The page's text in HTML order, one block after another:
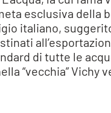
esclusiva della
italiano,
di tutte le
“vecchia” Vichy